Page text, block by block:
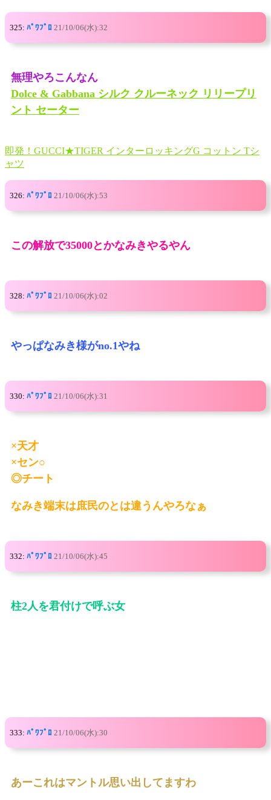
325: ﾊﾟﾜﾌﾟﾛ 21/10/06(水):32
無理やろこんなん
Dolce & Gabbana シルク クルーネック リリープリ
ント セーター
即発！GUCCI★TIGER インターロッキングG コットン Tシ
ャツ
326: ﾊﾟﾜﾌﾟﾛ 21/10/06(水):53
この解放で35000とかなみきやるやん
328: ﾊﾟﾜﾌﾟﾛ 21/10/06(水):02
やっぱなみき様がno.1やね
330: ﾊﾟﾜﾌﾟﾛ 21/10/06(水):31
×天才
×セン○
◎チート
なみき端末は庶民のとは違うんやろなぁ
332: ﾊﾟﾜﾌﾟﾛ 21/10/06(水):45
柱2人を君付けで呼ぶ女
333: ﾊﾟﾜﾌﾟﾛ 21/10/06(水):30
あーこれはマントル思い出してますわ